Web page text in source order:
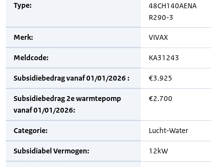
Type:
48CH140AENA
R290-3
Merk: VIVAX
Meldcode: KA31243
Subsidiebedrag vanaf 01/01/2026 : €3.925
Subsidiebedrag 2e warmtepomp
vanaf 01/01/2026:
€2.700
Categorie: Lucht-Water
Subsidiabel Vermogen: 12kW